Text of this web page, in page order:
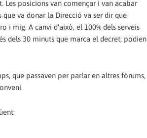
Les posicions van començar i van acabar
va donar la Direcció va ser dir que
i mig. A canvi d'això, el 100% dels serveis
dels 30 minuts que marca el decret; podien
que passaven per parlar en altres fòrums,